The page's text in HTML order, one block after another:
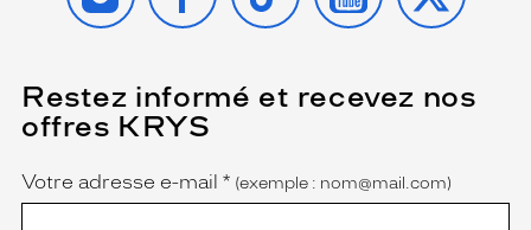
Restez informé et recevez nos
offres KRYS
Name
Votre adresse e-mail *
(Ce
champ
est
obligatoire)
(exemple : nom@mail.com)